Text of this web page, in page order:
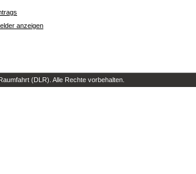
anzeigen
(DLR). Alle Rechte vorbehalten.